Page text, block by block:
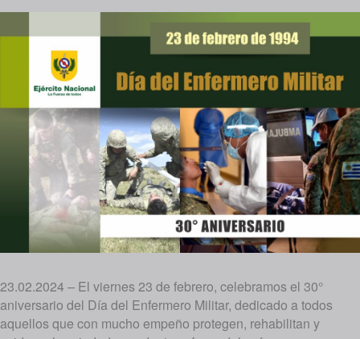
23.02.2024 – El viernes 23 de febrero, celebramos el 30°
aniversario del Día del Enfermero Militar, dedicado a todos
aquellos que con mucho empeño protegen, rehabilitan y